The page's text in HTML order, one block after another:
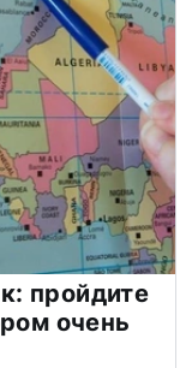
пройдите
очень